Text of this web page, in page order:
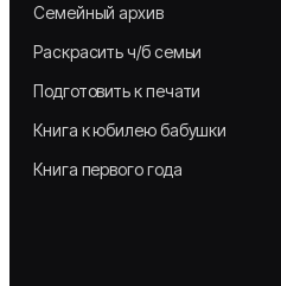
Семейный архив
Раскрасить ч/б семьи
Подготовить к печати
Книга к юбилею бабушки
Книга первого года